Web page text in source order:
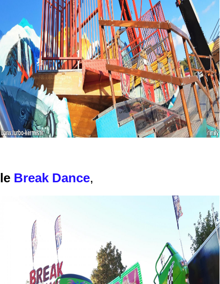
le Break Dance,